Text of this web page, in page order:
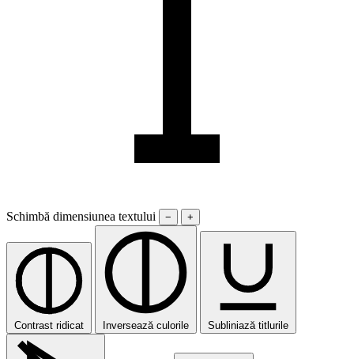
Schimbă dimensiunea textului − +
Contrast ridicat Inversează culorile Subliniază titlurile